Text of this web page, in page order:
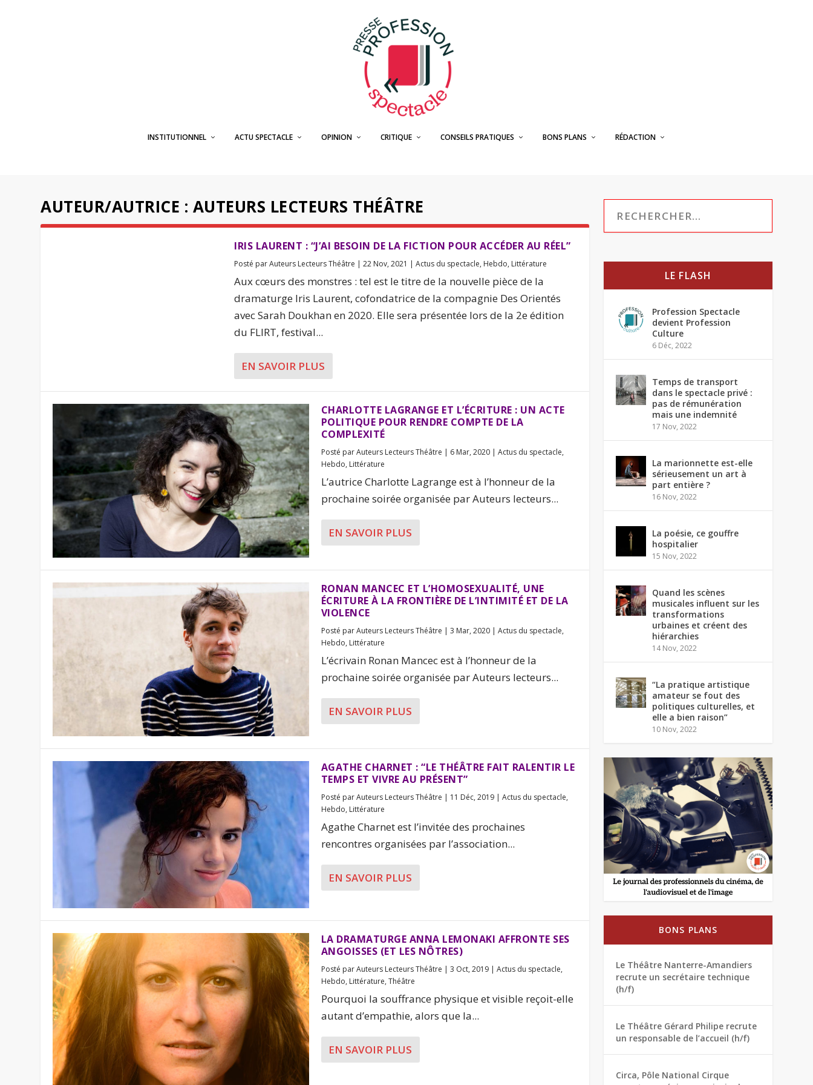
INSTITUTIONNEL ACTU SPECTACLE OPINION CRITIQUE CONSEILS PRATIQUES BONS PLANS RÉDACTION
AUTEUR/AUTRICE : AUTEURS LECTEURS THÉÂTRE
IRIS LAURENT : “J’AI BESOIN DE LA FICTION POUR ACCÉDER AU RÉEL”
Posté parAuteurs Lecteurs Théâtre |22 Nov, 2021 |Actus du spectacle, Hebdo, Littérature
Aux cœurs des monstres : tel est le titre de la nouvelle pièce de la
dramaturge Iris Laurent, cofondatrice de la compagnie Des Orientés
avec Sarah Doukhan en 2020. Elle sera présentée lors de la 2e édition
du FLIRT, festival...
EN SAVOIR PLUS
CHARLOTTE LAGRANGE ET L’ÉCRITURE : UN ACTE
POLITIQUE POUR RENDRE COMPTE DE LA
COMPLEXITÉ
Posté parAuteurs Lecteurs Théâtre | 6 Mar, 2020| Actus du spectacle,
Hebdo, Littérature
L’autrice Charlotte Lagrange est à l’honneur de la
prochaine soirée organisée par Auteurs lecteurs...
EN SAVOIR PLUS
RONAN MANCEC ET L’HOMOSEXUALITÉ, UNE
ÉCRITURE À LA FRONTIÈRE DE L’INTIMITÉ ET DE LA
VIOLENCE
Posté parAuteurs Lecteurs Théâtre | 3 Mar, 2020| Actus du spectacle,
Hebdo, Littérature
L’écrivain Ronan Mancec est à l’honneur de la
prochaine soirée organisée par Auteurs lecteurs...
EN SAVOIR PLUS
AGATHE CHARNET : “LE THÉÂTRE FAIT RALENTIR LE
TEMPS ET VIVRE AU PRÉSENT”
Posté parAuteurs Lecteurs Théâtre | 11 Déc, 2019| Actus du spectacle,
Hebdo, Littérature
Agathe Charnet est l’invitée des prochaines
rencontres organisées par l’association...
EN SAVOIR PLUS
LA DRAMATURGE ANNA LEMONAKI AFFRONTE SES
ANGOISSES (ET LES NÔTRES)
Posté parAuteurs Lecteurs Théâtre | 3 Oct, 2019| Actus du spectacle,
Hebdo, Littérature, Théâtre
Pourquoi la souffrance physique et visible reçoit-elle
autant d’empathie, alors que la...
EN SAVOIR PLUS
LE FLASH
Profession Spectacle
devient Profession
Culture
6 Déc, 2022
Temps de transport
dans le spectacle privé :
pas de rémunération
mais une indemnité
17 Nov, 2022
La marionnette est-elle
sérieusement un art à
part entière ?
16 Nov, 2022
La poésie, ce gouffre
hospitalier
15 Nov, 2022
Quand les scènes
musicales influent sur les
transformations
urbaines et créent des
hiérarchies
14 Nov, 2022
“La pratique artistique
amateur se fout des
politiques culturelles, et
elle a bien raison”
10 Nov, 2022
BONS PLANS
Le Théâtre Nanterre-Amandiers
recrute un secrétaire technique
(h/f)
Le Théâtre Gérard Philipe recrute
un responsable de l’accueil (h/f)
Circa, Pôle National Cirque